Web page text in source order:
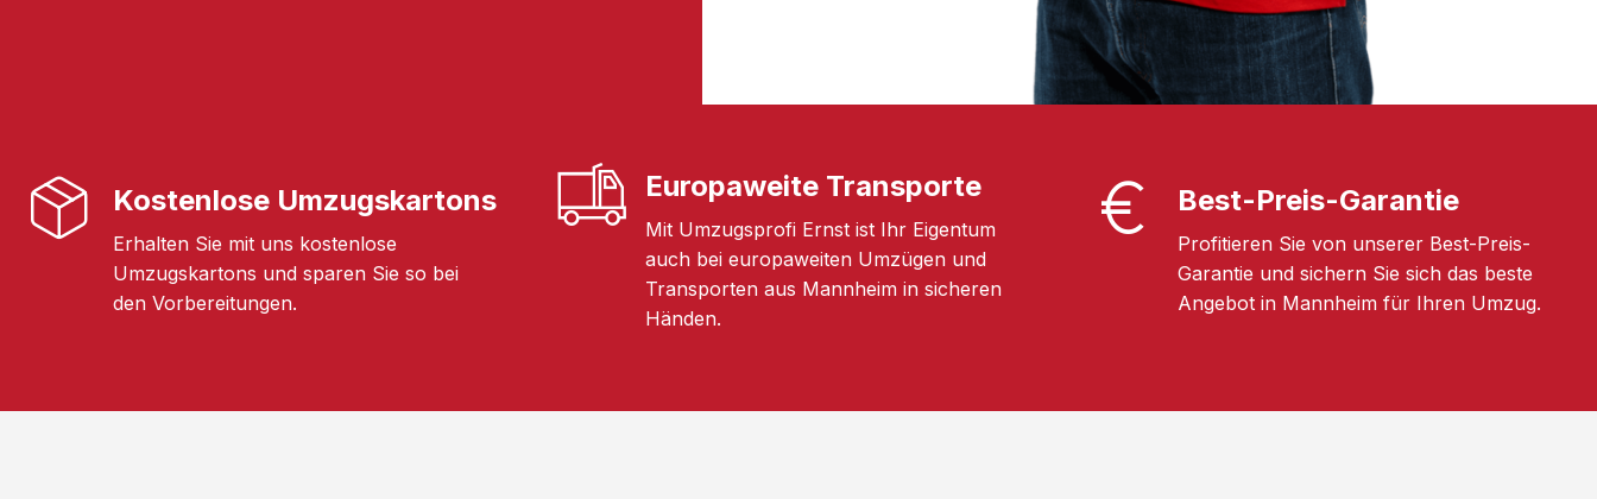
Kostenlose Umzugskartons
Erhalten Sie mit uns kostenlose
Umzugskartons und sparen Sie so bei
den Vorbereitungen.
Europaweite Transporte
Mit Umzugsprofi Ernst ist Ihr Eigentum
auch bei europaweiten Umzügen und
Transporten aus Mannheim in sicheren
Händen.
Best-Preis-Garantie
Profitieren Sie von unserer Best-Preis-
Garantie und sichern Sie sich das beste
Angebot in Mannheim für Ihren Umzug.